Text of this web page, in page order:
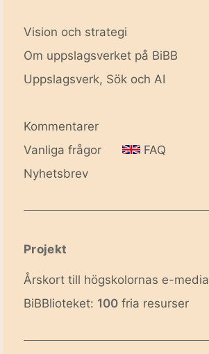
Vision och strategi
Om uppslagsverket på BiBB
Uppslagsverk, Sök och AI
Kommentarer
Vanliga frågor
FAQ
Nyhetsbrev
Projekt
Årskort till högskolornas e-media
BiBBlioteket: 100 fria resurser